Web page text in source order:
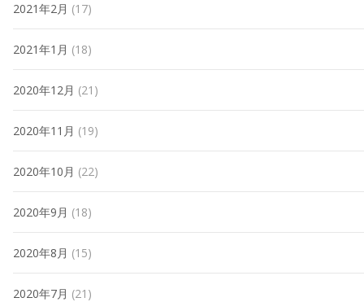
2021年2月 (17)
2021年1月 (18)
2020年12月 (21)
2020年11月 (19)
2020年10月 (22)
2020年9月 (18)
2020年8月 (15)
2020年7月 (21)